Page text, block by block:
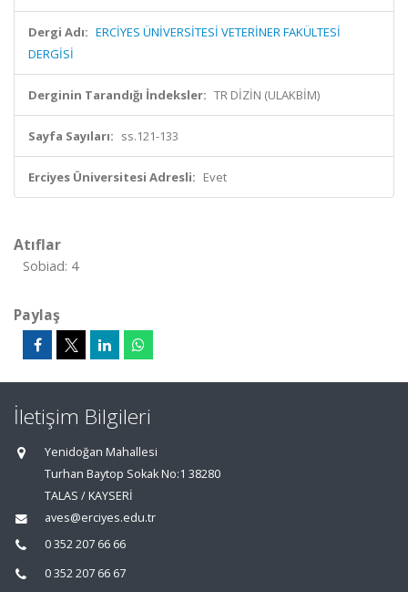
Dergi Adı: ERCİYES ÜNİVERSİTESİ VETERİNER FAKÜLTESİ
DERGİSİ
Derginin Tarandığı İndeksler: TR DİZİN (ULAKBİM)
Sayfa Sayıları: ss.121-133
Erciyes Üniversitesi Adresli: Evet
Atıflar
Sobiad: 4
Paylaş
İletişim Bilgileri
Yenidoğan Mahallesi
Turhan Baytop Sokak No:1 38280
TALAS / KAYSERİ
aves@erciyes.edu.tr
0 352 207 66 66
0 352 207 66 67